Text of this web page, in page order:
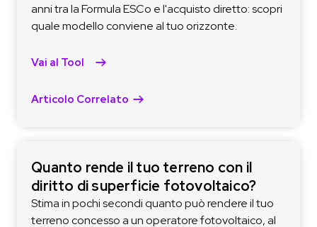
anni tra la Formula ESCo e l'acquisto diretto: scopri
quale modello conviene al tuo orizzonte.
Vai al Tool
Articolo Correlato
Quanto rende il tuo terreno con il
diritto di superficie fotovoltaico?
Stima in pochi secondi quanto può rendere il tuo
terreno concesso a un operatore fotovoltaico, al